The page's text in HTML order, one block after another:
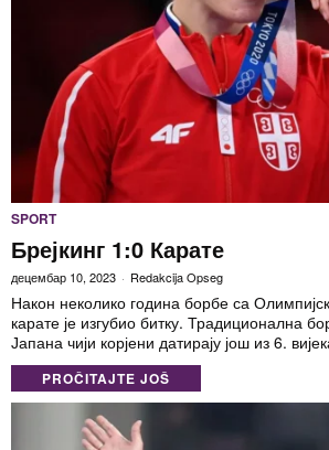
SPORT
Брејкинг 1:0 Карате
децембар 10, 2023 Redakcija Opseg
Након неколико година борбе са
карате је изгубио битку. Традиционална
Јапана чији корјени датирају још из 6.
PROČITAJTE JOŠ